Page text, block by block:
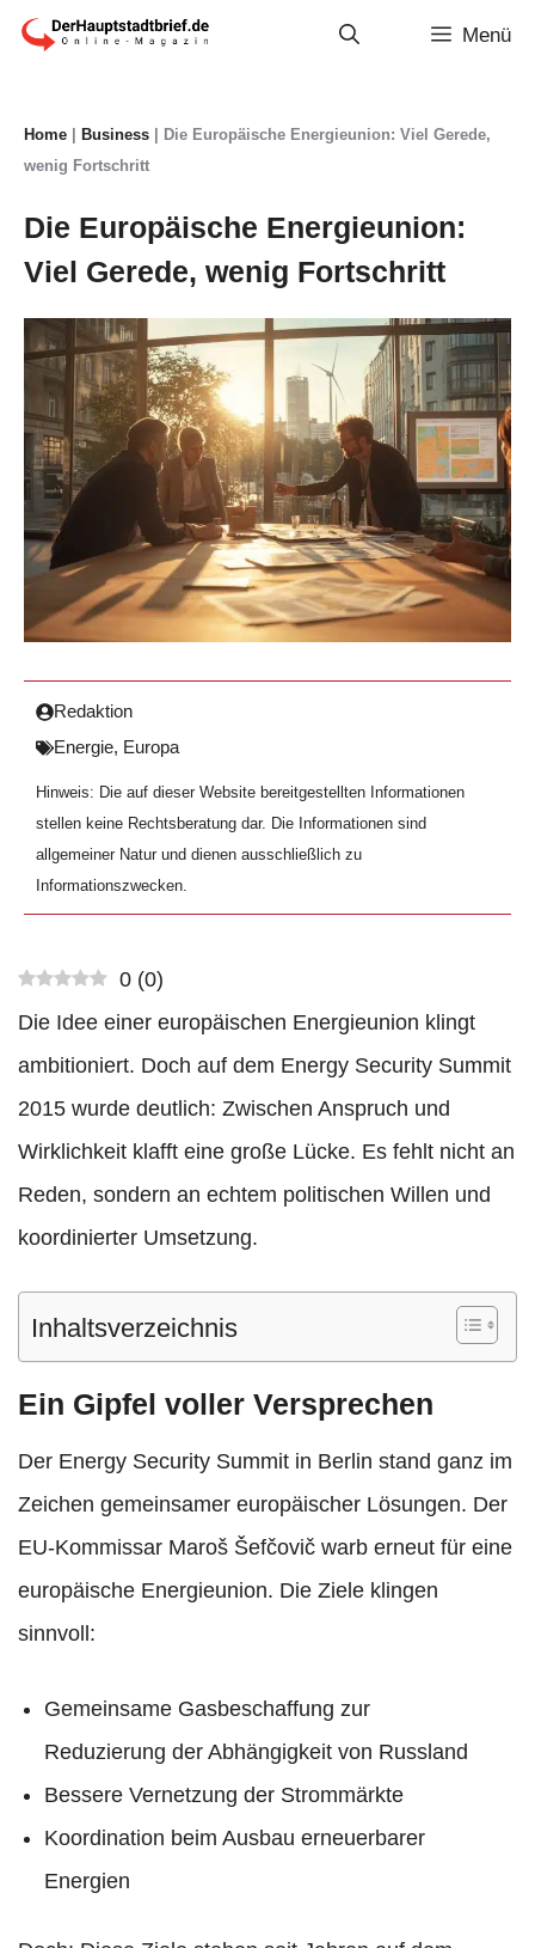
Zum
Menü
Home Business
Die Europäische Energieunion: Viel Gerede,
wenig Fortschritt
Die Europäische Energieunion:
Viel Gerede, wenig Fortschritt
Redaktion
Energie, Europa
Hinweis: Die auf dieser Website bereitgestellten Informationen
stellen keine Rechtsberatung dar. Die Informationen sind
allgemeiner Natur und dienen ausschließlich zu
Informationszwecken.
0 (0)
Die Idee einer europäischen Energieunion klingt
ambitioniert. Doch auf dem Energy Security Summit
2015 wurde deutlich: Zwischen Anspruch und
Wirklichkeit klafft eine große Lücke. Es fehlt nicht an
Reden, sondern an echtem politischen Willen und
koordinierter Umsetzung.
Inhaltsverzeichnis
Ein Gipfel voller Versprechen
Der Energy Security Summit in Berlin stand ganz im
Zeichen gemeinsamer europäischer Lösungen. Der
EU-Kommissar Maroš Šefčovič warb erneut für eine
europäische Energieunion. Die Ziele klingen
sinnvoll:
Gemeinsame Gasbeschaffung zur
Reduzierung der Abhängigkeit von Russland
Bessere Vernetzung der Strommärkte
Koordination beim Ausbau erneuerbarer
Energien